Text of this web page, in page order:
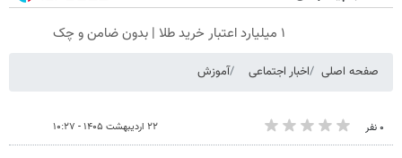
۱ میلیارد اعتبار خرید طلا | بدون ضامن و چک
صفحه اصلی اخبار اجتماعی آموزش
۰ نفر ۲۲ اردیبهشت ۱۴۰۵ - ۱۰:۲۷